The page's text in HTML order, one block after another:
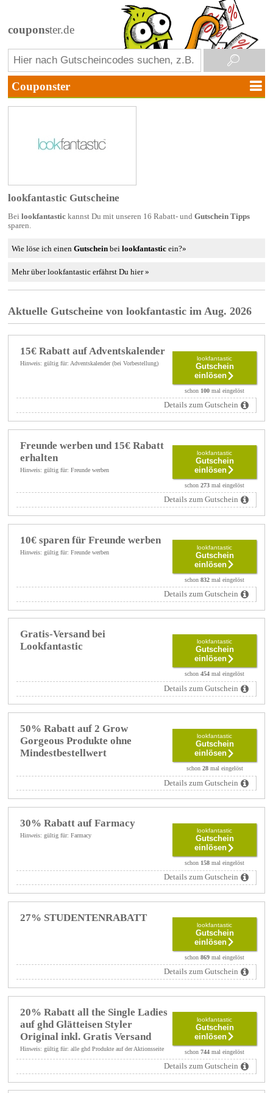
couponster.de
lookfantastic Gutscheine
Bei lookfantastickannst Du mit unseren 16 Rabatt- und Gutschein Tipps
sparen.
Wie löse ich einenGutschein beilookfantastic ein?»
Mehr über lookfantastic erfährst Du hier »
Aktuelle Gutscheine von lookfantastic im Aug. 2026
15€ Rabatt auf Adventskalender
Hinweis: gültig für: Adventskalender (bei Vorbestellung)
lookfantastic
Gutschein
einlösen
schon 100 mal eingelöst
Details zum Gutschein
Freunde werben und 15€ Rabatt
erhalten
Hinweis: gültig für: Freunde werben
lookfantastic
Gutschein
einlösen
schon273 mal eingelöst
Details zum Gutschein
10€ sparen für Freunde werben
Hinweis: gültig für: Freunde werben
lookfantastic
Gutschein
einlösen
schon832 mal eingelöst
Details zum Gutschein
Gratis-Versand bei
Lookfantastic
lookfantastic
Gutschein
einlösen
schon454 mal eingelöst
Details zum Gutschein
50% Rabatt auf 2 Grow
Gorgeous Produkte ohne
Mindestbestellwert
lookfantastic
Gutschein
einlösen
schon 28mal eingelöst
Details zum Gutschein
30% Rabatt auf Farmacy
Hinweis: gültig für: Farmacy
lookfantastic
Gutschein
einlösen
schon 158 mal eingelöst
Details zum Gutschein
27% STUDENTENRABATT
lookfantastic
Gutschein
einlösen
schon869 mal eingelöst
Details zum Gutschein
20% Rabatt all the Single Ladies
auf ghd Glätteisen Styler
Original inkl. Gratis Versand
Hinweis: gültig für: alle ghd Produkte auf der Aktionsseite
lookfantastic
Gutschein
einlösen
schon744 mal eingelöst
Details zum Gutschein